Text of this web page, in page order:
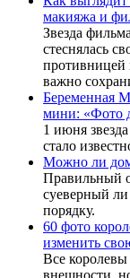
макияжа и
Звезда
стеснялась
противницей
важно
Беременная
мини: «Фото
1 июня
стало
Можно ли
Правильный
суеверный
порядку.
60 фото
изменить
Все королевы